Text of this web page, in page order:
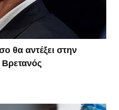
θα αντέξει στην
Βρετανός